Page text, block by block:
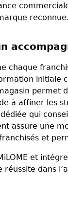
reconnue.
chaque
initiale
permet
à affiner les
qui
assure une
et
et
dans